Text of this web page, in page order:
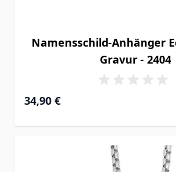
Namensschild-Anhänger
Gravur - 2404
34,90 €